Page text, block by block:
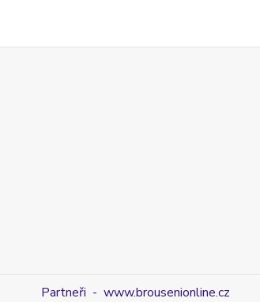
Partneři - www.brousenionline.cz